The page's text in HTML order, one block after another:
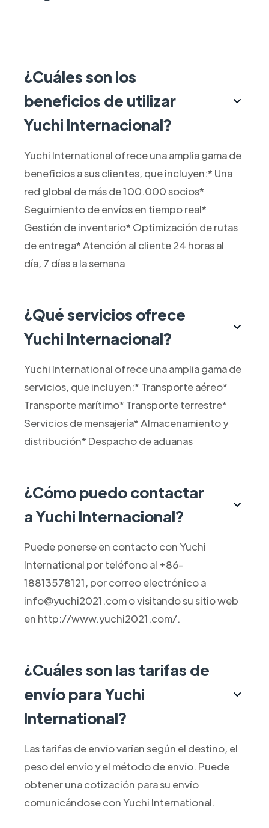
¿Cuáles son los
beneficios de utilizar
Yuchi Internacional?
Yuchi International ofrece una amplia gama de
beneficios a sus clientes, que incluyen:* Una
red global de más de 100.000 socios*
Seguimiento de envíos en tiempo real*
Gestión de inventario* Optimización de rutas
de entrega* Atención al cliente 24 horas al
día, 7 días a la semana
¿Qué servicios ofrece
Yuchi Internacional?
Yuchi International ofrece una amplia gama de
servicios, que incluyen:* Transporte aéreo*
Transporte marítimo* Transporte terrestre*
Servicios de mensajería* Almacenamiento y
distribución* Despacho de aduanas
¿Cómo puedo contactar
a Yuchi Internacional?
Puede ponerse en contacto con Yuchi
International por teléfono al +86-
18813578121, por correo electrónico a
info@yuchi2021.com o visitando su sitio web
en http://www.yuchi2021.com/.
¿Cuáles son las tarifas de
envío para Yuchi
International?
Las tarifas de envío varían según el destino, el
peso del envío y el método de envío. Puede
obtener una cotización para su envío
comunicándose con Yuchi International.